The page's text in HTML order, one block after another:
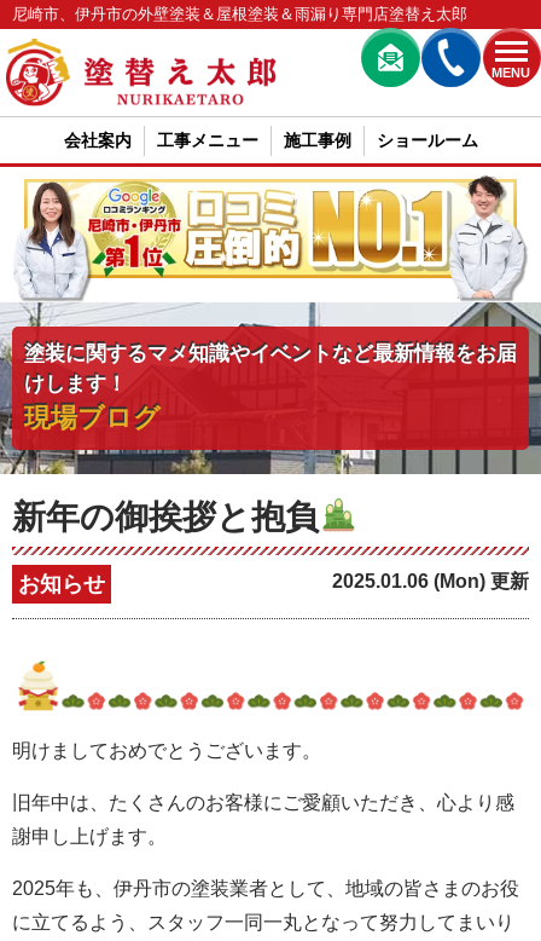
MENU
尼崎市、伊丹市の外壁塗装＆屋根塗装＆雨漏り専門店塗替え太郎
会社案内 工事メニュー 施工事例 ショールーム
塗装に関するマメ知識やイベントなど最新情報をお届
けします！
現場ブログ
新年の御挨拶と抱負
お知らせ 2025.01.06 (Mon) 更新
明けましておめでとうございます。
旧年中は、たくさんのお客様にご愛顧いただき、心より感
謝申し上げます。
2025年も、伊丹市の塗装業者として、地域の皆さまのお役
に立てるよう、スタッフ一同一丸となって努力してまいり